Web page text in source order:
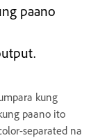
paano
kung
paano ito
separated na